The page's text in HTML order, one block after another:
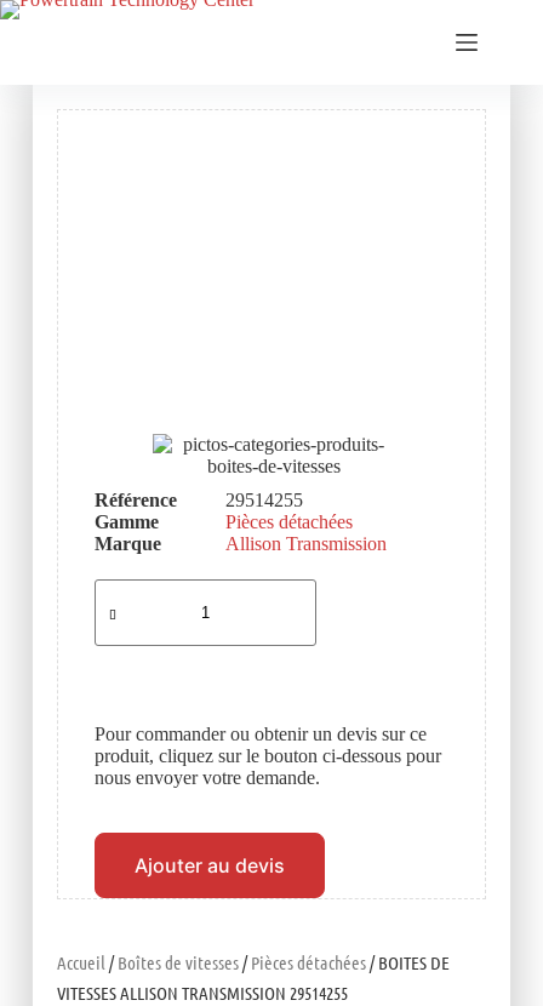
Accueil /Boîtes de vitesses/Pièces détachées/ BOITES DE
VITESSES ALLISON TRANSMISSION 29514255
Référence
29514255
Gamme
Pièces détachées
Marque
Allison Transmission
Pour commander ou obtenir un devis sur ce
produit, cliquez sur le bouton ci-dessous pour
nous envoyer votre demande.
Ajouter au devis